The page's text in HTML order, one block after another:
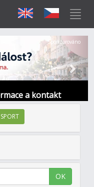
a kontakt
Další
Sponzorováno
SPORT
OK